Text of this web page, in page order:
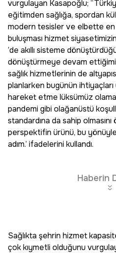
vurgulayan Kasapoğlu;
eğitimden sağlığa, spordan
modern tesisler ve elbette
buluşması hizmet
’de akıllı sisteme
dönüştürmeye devam ettiğimiz
sağlık hizmetlerinin de
planlarken bugünün ihtiyaçları
hareket etme lüksümüz
pandemi gibi olağanüstü
standardına da sahip
perspektifin ürünü, bu
adım.’ ifadelerini kullandı.
Haberin
Sağlıkta şehrin hizmet
çok kıymetli olduğunu